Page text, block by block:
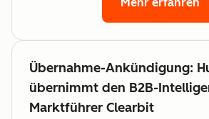
Übernahme-Ankündigung:
übernimmt den B2B-
Marktführer Clearbit